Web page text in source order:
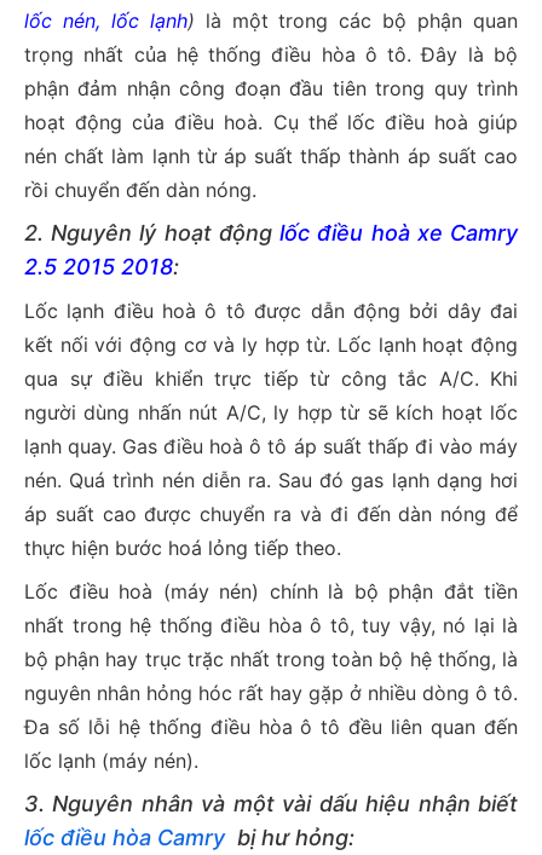
lốc nén, lốc lạnh) là một trong các bộ phận quan
trọng nhất của hệ thống điều hòa ô tô. Đây là bộ
phận đảm nhận công đoạn đầu tiên trong quy trình
hoạt động của điều hoà. Cụ thể lốc điều hoà giúp
nén chất làm lạnh từ áp suất thấp thành áp suất cao
rồi chuyển đến dàn nóng.
2. Nguyên lý hoạt độnglốc điều hoà xe Camry
2.5 2015 2018:
Lốc lạnh điều hoà ô tô được dẫn động bởi dây đai
kết nối với động cơ và ly hợp từ. Lốc lạnh hoạt động
qua sự điều khiển trực tiếp từ công tắc A/C. Khi
người dùng nhấn nút A/C, ly hợp từ sẽ kích hoạt lốc
lạnh quay. Gas điều hoà ô tô áp suất thấp đi vào máy
nén. Quá trình nén diễn ra. Sau đó gas lạnh dạng hơi
áp suất cao được chuyển ra và đi đến dàn nóng để
thực hiện bước hoá lỏng tiếp theo.
Lốc điều hoà (máy nén) chính là bộ phận đắt tiền
nhất trong hệ thống điều hòa ô tô, tuy vậy, nó lại là
bộ phận hay trục trặc nhất trong toàn bộ hệ thống, là
nguyên nhân hỏng hóc rất hay gặp ở nhiều dòng ô tô.
Đa số lỗi hệ thống điều hòa ô tô đều liên quan đến
lốc lạnh (máy nén).
3. Nguyên nhân và một vài dấu hiệu nhận biết
lốc điều hòa Camrybị hư hỏng: